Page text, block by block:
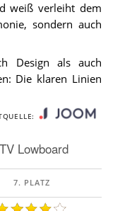
weiß verleiht dem
sondern auch
Design als auch
Die klaren Linien
Lowboard